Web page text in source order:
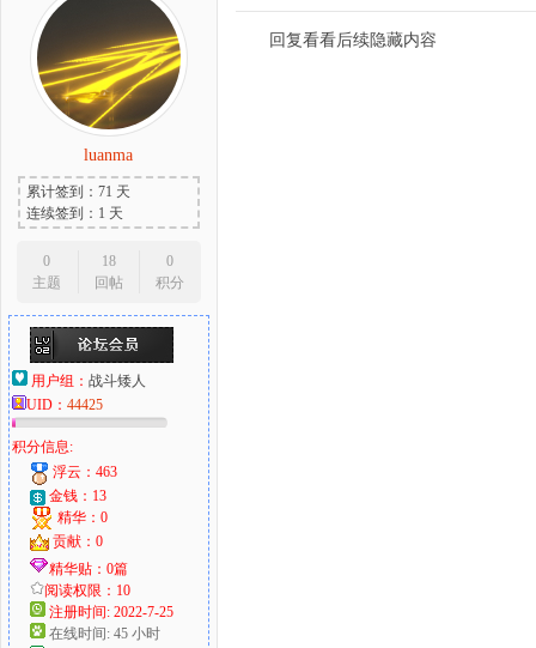
luanma
累计签到：71 天
连续签到：1 天
0
主题
18
回帖
0
积分
用户组： 战斗矮人
UID： 44425
积分信息:
浮云：463
金钱：13
精华：0
贡献：0
精华贴：0篇
阅读权限：10
注册时间: 2022-7-25
在线时间: 45 小时
回复看看后续隐藏内容